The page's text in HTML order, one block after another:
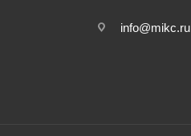
info@mikc.ru